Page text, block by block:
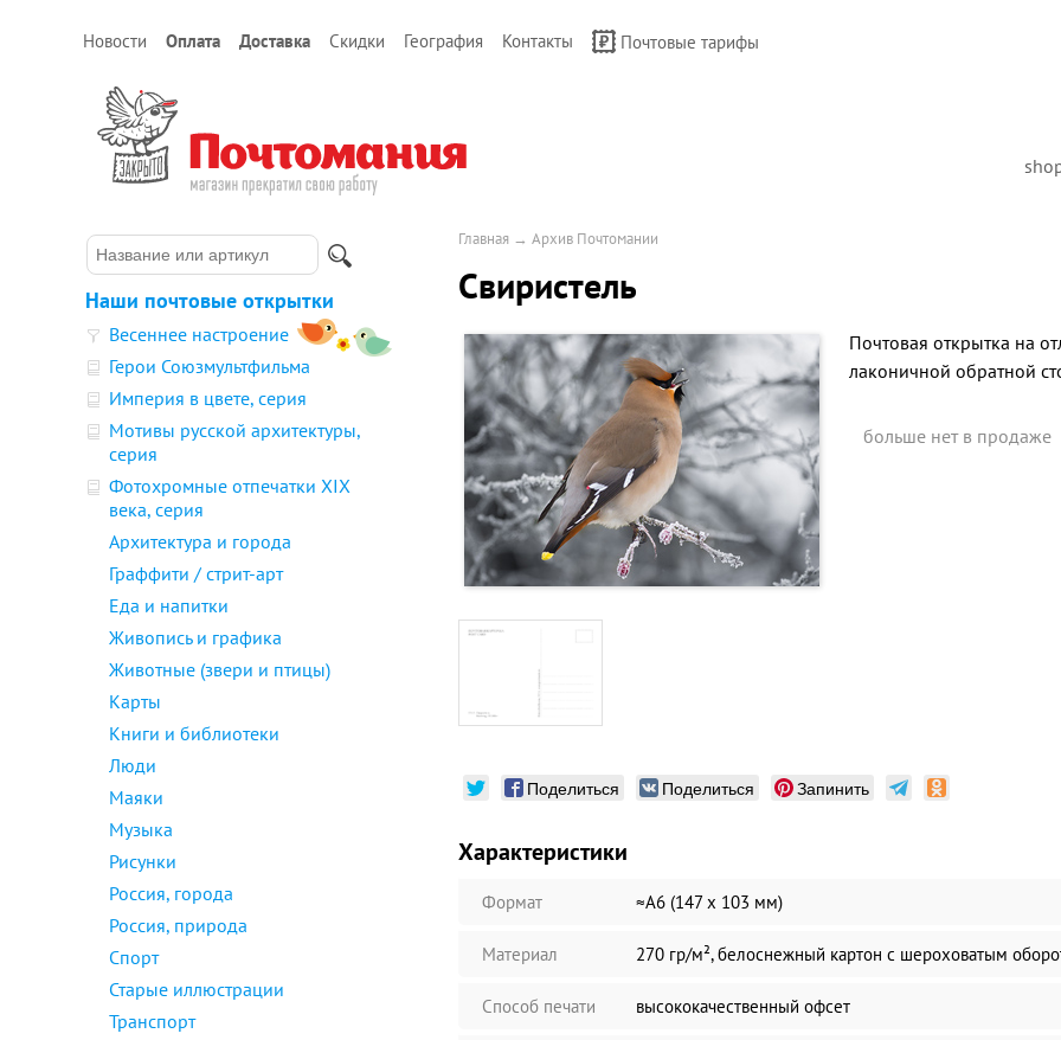
Новости Оплата Доставка Скидки География Контакты Почтовые тарифы
Наши почтовые открытки
Весеннее настроение
Герои Союзмультфильма
Империя в цвете, серия
Мотивы русской архитектуры,
серия
Фотохромные отпечатки XIX
века, серия
Архитектура и города
Граффити / стрит-арт
Еда и напитки
Живопись и графика
Животные (звери и птицы)
Карты
Книги и библиотеки
Люди
Маяки
Музыка
Рисунки
Россия, города
Россия, природа
Спорт
Старые иллюстрации
Транспорт
Главная → Архив Почтомании
Свиристель
Почтовая открытка на
лаконичной обратной
больше нет в продаже
Поделиться Поделиться Запинить
Характеристики
Формат ≈А6 (147 х 103 мм)
Материал 270 гр/м², белоснежный картон с шероховатым
Способ печати высококачественный офсет